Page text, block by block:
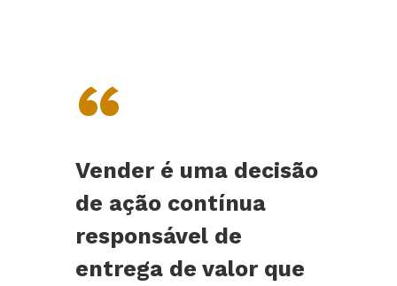
“
Vender é uma decisão
de ação contínua
responsável de
entrega de valor que